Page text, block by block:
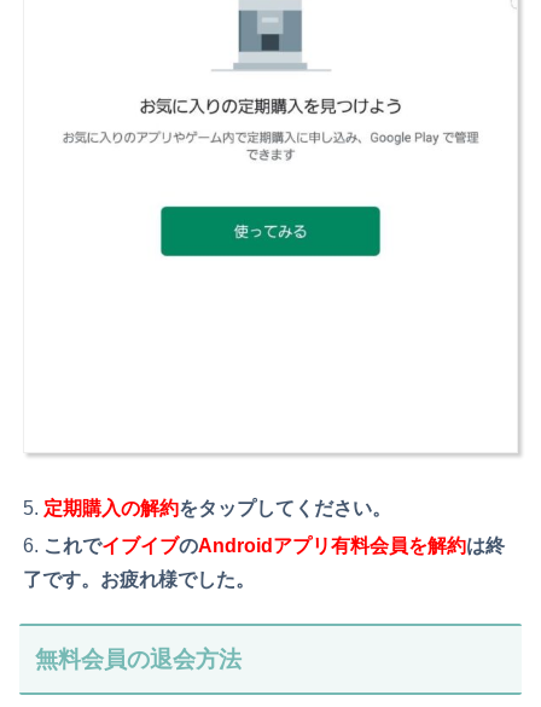
定期購入の解約をタップしてください。
これでイブイブのAndroidアプリ有料会員を解約は終
了です。お疲れ様でした。
無料会員の退会方法